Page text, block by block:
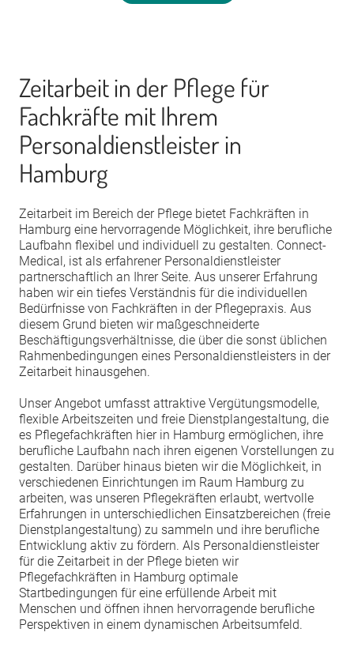
Zeitarbeit in der Pflege für
Fachkräfte mit Ihrem
Personaldienstleister in
Hamburg
Zeitarbeit im Bereich der Pflege bietet Fachkräften in
Hamburg eine hervorragende Möglichkeit, ihre berufliche
Laufbahn flexibel und individuell zu gestalten. Connect-
Medical, ist als erfahrener Personaldienstleister
partnerschaftlich an Ihrer Seite. Aus unserer Erfahrung
haben wir ein tiefes Verständnis für die individuellen
Bedürfnisse von Fachkräften in der Pflegepraxis. Aus
diesem Grund bieten wir maßgeschneiderte
Beschäftigungsverhältnisse, die über die sonst üblichen
Rahmenbedingungen eines Personaldienstleisters in der
Zeitarbeit hinausgehen.
Unser Angebot umfasst attraktive Vergütungsmodelle,
flexible Arbeitszeiten und freie Dienstplangestaltung, die
es Pflegefachkräften hier in Hamburg ermöglichen, ihre
berufliche Laufbahn nach ihren eigenen Vorstellungen zu
gestalten. Darüber hinaus bieten wir die Möglichkeit, in
verschiedenen Einrichtungen im Raum Hamburg zu
arbeiten, was unseren Pflegekräften erlaubt, wertvolle
Erfahrungen in unterschiedlichen Einsatzbereichen (freie
Dienstplangestaltung) zu sammeln und ihre berufliche
Entwicklung aktiv zu fördern. Als Personaldienstleister
für die Zeitarbeit in der Pflege bieten wir
Pflegefachkräften in Hamburg optimale
Startbedingungen für eine erfüllende Arbeit mit
Menschen und öffnen ihnen hervorragende berufliche
Perspektiven in einem dynamischen Arbeitsumfeld.